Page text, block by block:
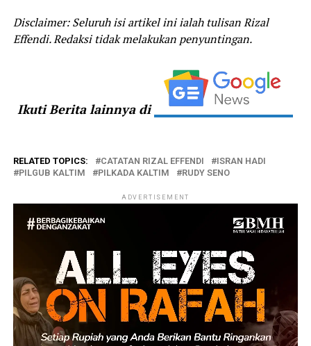
Disclaimer: Seluruh isi artikel ini ialah tulisan Rizal
Effendi. Redaksi tidak melakukan penyuntingan.
Ikuti Berita lainnya di
RELATED TOPICS: CATATAN RIZAL EFFENDI
ISRAN HADI
PILGUB KALTIM
PILKADA KALTIM RUDY SENO
ADVERTISEMENT